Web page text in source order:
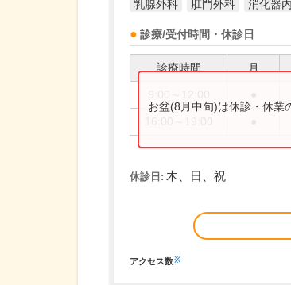
乳腺外科 肛門外科 消化器
診療/受付時間・休診日
診療時間 月
お盆(8月中旬)は休診・休業
休診日: 木、日、祝
アクセス数※